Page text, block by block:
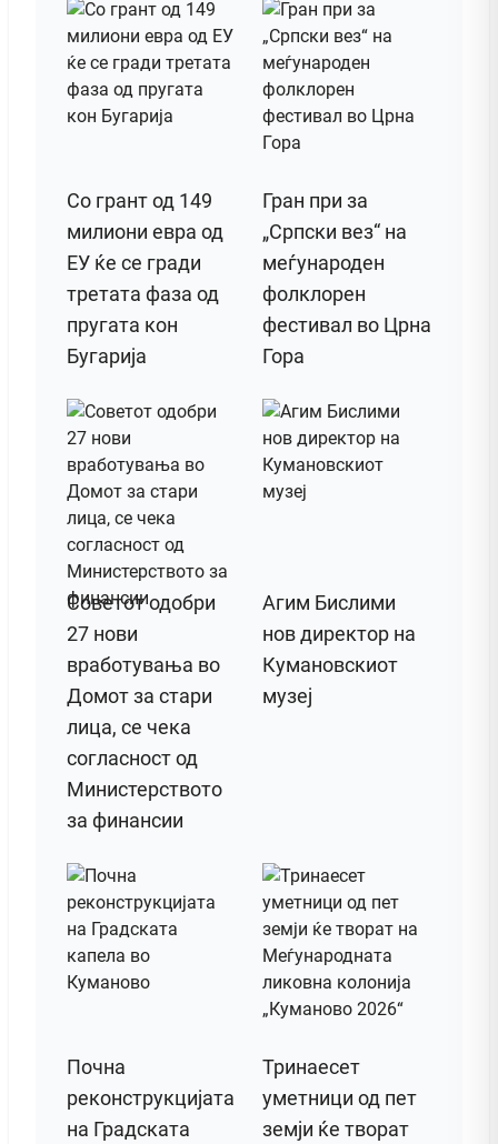
Со грант од 149
милиони евра од
ЕУ ќе се гради
третата фаза од
пругата кон
Бугарија
Гран при за
„Српски вез“ на
меѓународен
фолклорен
фестивал во Црна
Гора
Советот одобри
27 нови
вработувања во
Домот за стари
лица, се чека
согласност од
Министерството
за финансии
Агим Бислими
нов директор на
Кумановскиот
музеј
Почна
реконструкцијата
на Градската
Тринаесет
уметници од пет
земји ќе творат